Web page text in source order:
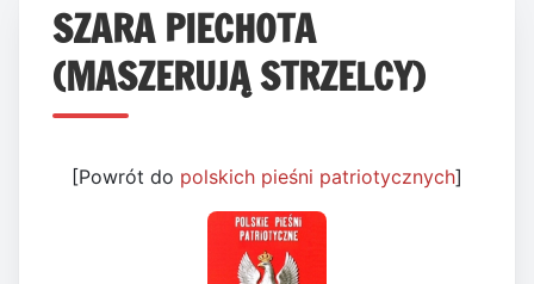
SZARA PIECHOTA
(MASZERUJĄ STRZELCY)
[Powrót do polskich pieśni patriotycznych]